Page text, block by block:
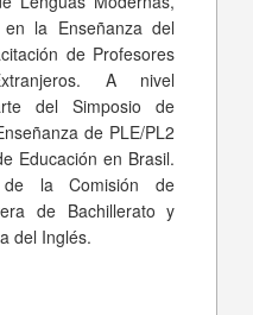
la Enseñanza del
de Profesores
A nivel
del Simposio de
de PLE/PL2
Educación en Brasil.
la Comisión de
de Bachillerato y
del Inglés.